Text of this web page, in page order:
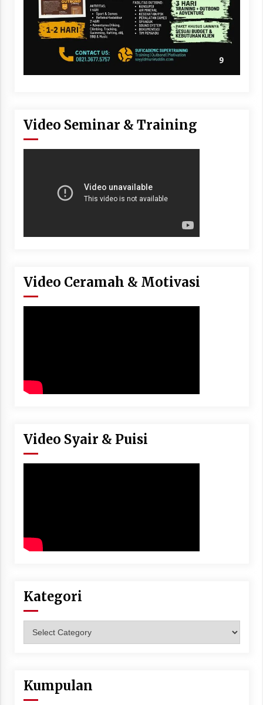
Video Seminar & Training
Video Ceramah & Motivasi
Video Syair & Puisi
Kategori
Kumpulan